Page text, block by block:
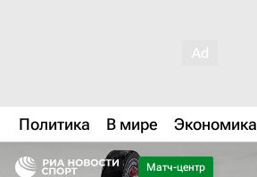
Политика В мире Экономика
Матч-центр